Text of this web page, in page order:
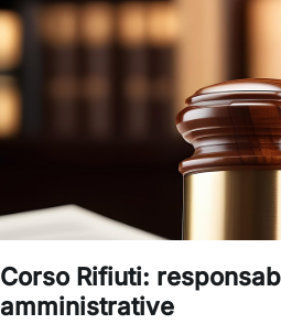
Corso Rifiuti:
amministrative